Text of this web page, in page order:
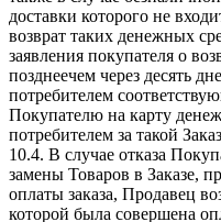
доставки которого не
возврат таких денежных
заявления покупателя о
позднеечем через десять
потребителем
Покупателю на карту
потребителем за такой
10.4. В случае отказа
замены Товаров в Заказе,
оплаты заказа, Продавец
которой была совершена